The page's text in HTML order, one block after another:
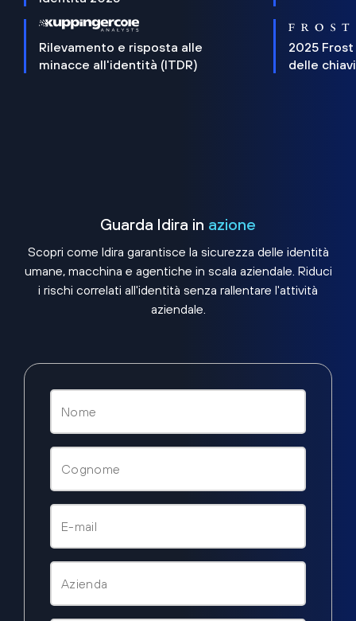
Rilevamento e risposta alle
minacce all'identità (ITDR)
2025 Frost
delle
Guarda Idira in azione
Scopri come Idira garantisce la sicurezza delle identità
umane, macchina e agentiche in scala aziendale. Riduci
i rischi correlati all'identità senza rallentare l'attività
aziendale.